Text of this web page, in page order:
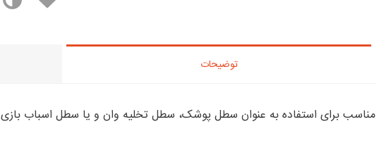
توضیحات
مناسب برای استفاده به عنوان سطل پوشک، سطل تخلیه وان و یا سطل اسباب بازی